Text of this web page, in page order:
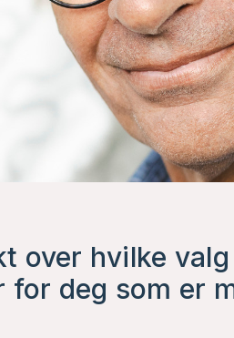
over hvilke
for deg som er